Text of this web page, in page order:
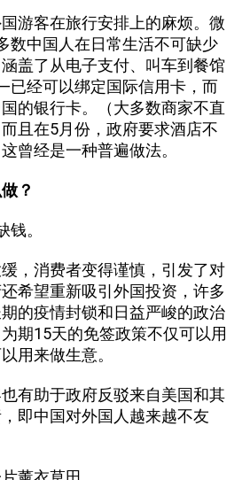
游客在旅行安排上的麻烦。微
数中国人在日常生活不可缺少
盖了从电子支付、叫车到餐馆
已经可以绑定国际信用卡，而
的银行卡。（大多数商家不直
且在5月份，政府要求酒店不
曾经是一种普遍做法。
？
。
，消费者变得谨慎，引发了对
希望重新吸引外国投资，许多
的疫情封锁和日益严峻的政治
期15天的免签政策不仅可以用
用来做生意。
有助于政府反驳来自美国和其
即中国对外国人越来越不友